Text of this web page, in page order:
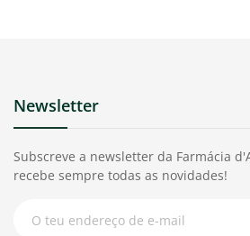
Newsletter
Subscreve a newsletter da Farmácia
recebe sempre todas as novidades!